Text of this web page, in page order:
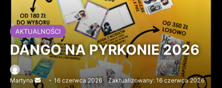
AKTUALNOŚCI
DANGO NA PYRKONIE 2026
Martyna
Send16 czerwca 2026 Zaktualizowany: 16 czerwca 2026